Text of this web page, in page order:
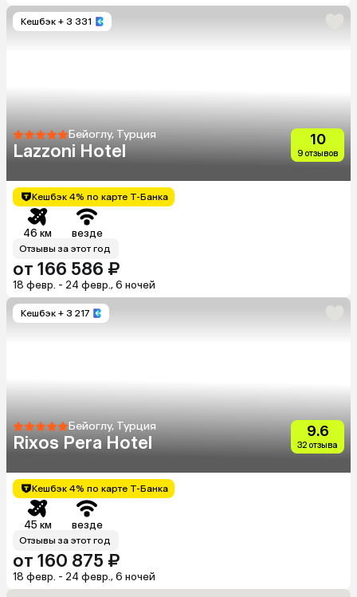
Кешбэк + 3 331
Бейоглу, Турция
Lazzoni Hotel
10
9 отзывов
Кешбэк 4% по карте Т-Банка
46 км везде
Отзывы за этот год
от 166 586 ₽
18 февр. - 24 февр., 6 ночей
Кешбэк + 3 217
Бейоглу, Турция
Rixos Pera Hotel
9.6
32 отзыва
Кешбэк 4% по карте Т-Банка
45 км везде
Отзывы за этот год
от 160 875 ₽
18 февр. - 24 февр., 6 ночей